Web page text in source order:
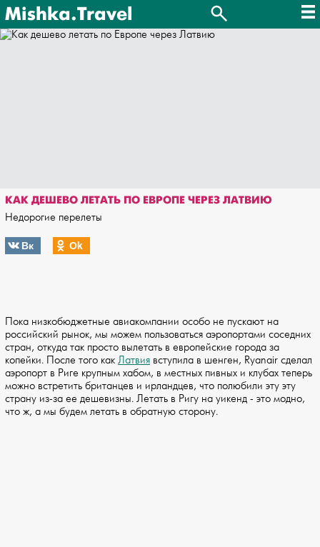
Mishka.Travel
КАК ДЕШЕВО ЛЕТАТЬ ПО ЕВРОПЕ ЧЕРЕЗ ЛАТВИЮ
Недорогие перелеты
Вк Оk
Пока низкобюджетные авиакомпании особо не пускают на
российский рынок, мы можем пользоваться аэропортами соседних
стран, откуда так просто вылетать в европейские города за
копейки. После того как Латвия вступила в шенген, Ryanair сделал
аэропорт в Риге крупным хабом, в местных пивных и клубах теперь
можно встретить британцев и ирландцев, что полюбили эту эту
страну из-за ее дешевизны. Летать в Ригу на уикенд - это модно,
что ж, а мы будем летать в обратную сторону.